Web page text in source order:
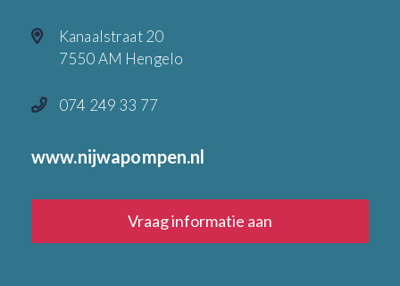
Kanaalstraat 20
7550 AM Hengelo
074 249 33 77
www.nijwapompen.nl
Vraag informatie aan